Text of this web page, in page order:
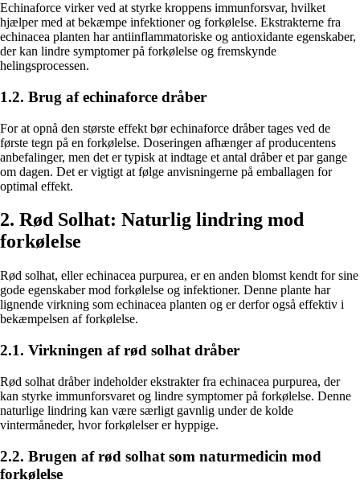
Echinaforce virker ved at styrke kroppens immunforsvar, hvilket
hjælper med at bekæmpe infektioner og forkølelse. Ekstrakterne fra
echinacea planten har antiinflammatoriske og antioxidante egenskaber,
der kan lindre symptomer på forkølelse og fremskynde
helingsprocessen.
1.2. Brug af echinaforce dråber
For at opnå den største effekt bør echinaforce dråber tages ved de
første tegn på en forkølelse. Doseringen afhænger af producentens
anbefalinger, men det er typisk at indtage et antal dråber et par gange
om dagen. Det er vigtigt at følge anvisningerne på emballagen for
optimal effekt.
2. Rød Solhat: Naturlig lindring mod
forkølelse
Rød solhat, eller echinacea purpurea, er en anden blomst kendt for sine
gode egenskaber mod forkølelse og infektioner. Denne plante har
lignende virkning som echinacea planten og er derfor også effektiv i
bekæmpelsen af forkølelse.
2.1. Virkningen af rød solhat dråber
Rød solhat dråber indeholder ekstrakter fra echinacea purpurea, der
kan styrke immunforsvaret og lindre symptomer på forkølelse. Denne
naturlige lindring kan være særligt gavnlig under de kolde
vintermåneder, hvor forkølelser er hyppige.
2.2. Brugen af rød solhat som naturmedicin mod
forkølelse